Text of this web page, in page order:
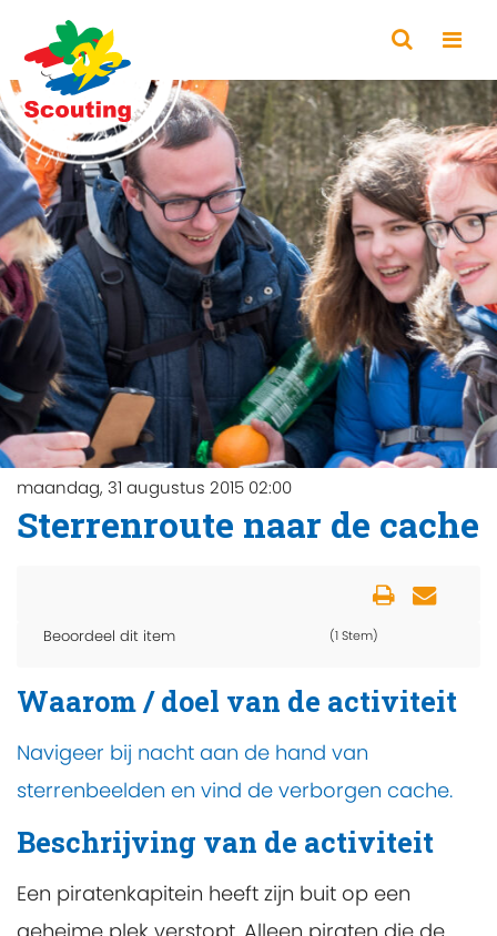
maandag, 31 augustus 2015 02:00
Sterrenroute naar de cache
Beoordeel dit item (1 Stem)
Waarom / doel van de activiteit
Navigeer bij nacht aan de hand van
sterrenbeelden en vind de verborgen cache.
Beschrijving van de activiteit
Een piratenkapitein heeft zijn buit op een